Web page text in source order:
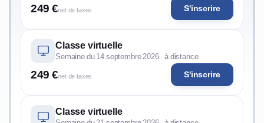
249 €net de taxes S'inscrire
Classe virtuelle
Semaine du 14 septembre 2026 · à distance
249 €net de taxes S'inscrire
Classe virtuelle